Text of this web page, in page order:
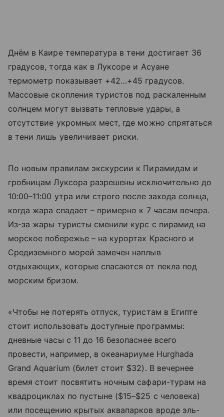
Днём в Каире температура в тени достигает 36
градусов, тогда как в Луксоре и Асуане
термометр показывает +42…+45 градусов.
Массовые скопления туристов под раскаленным
солнцем могут вызвать тепловые удары, а
отсутствие укромных мест, где можно спрятаться
в тени лишь увеличивает риски.
По новым правилам экскурсии к Пирамидам и
гробницам Луксора разрешены исключительно до
10:00–11:00 утра или строго после захода солнца,
когда жара спадает – примерно к 7 часам вечера.
Из-за жары туристы сменили курс с пирамид на
морское побережье – на курортах Красного и
Средиземного морей замечен наплыв
отдыхающих, которые спасаются от пекла под
морским бризом.
«Чтобы не потерять отпуск, туристам в Египте
стоит использовать доступные программы:
дневные часы с 11 до 16 безопаснее всего
провести, например, в океанариуме Hurghada
Grand Aquarium (билет стоит $32). В вечернее
время стоит посвятить ночным сафари-турам на
квадроциклах по пустыне ($15–$25 с человека)
или посещению крытых аквапарков вроде эль-